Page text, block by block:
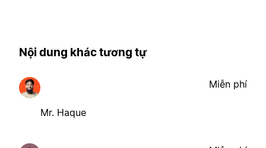
Nội dung khác tương tự
Mr. Haque
Miễn phí